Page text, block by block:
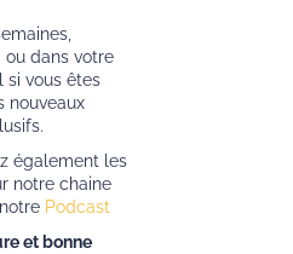
ou dans votre
si vous êtes
nouveaux
également les
notre chaine
Podcast
et bonne